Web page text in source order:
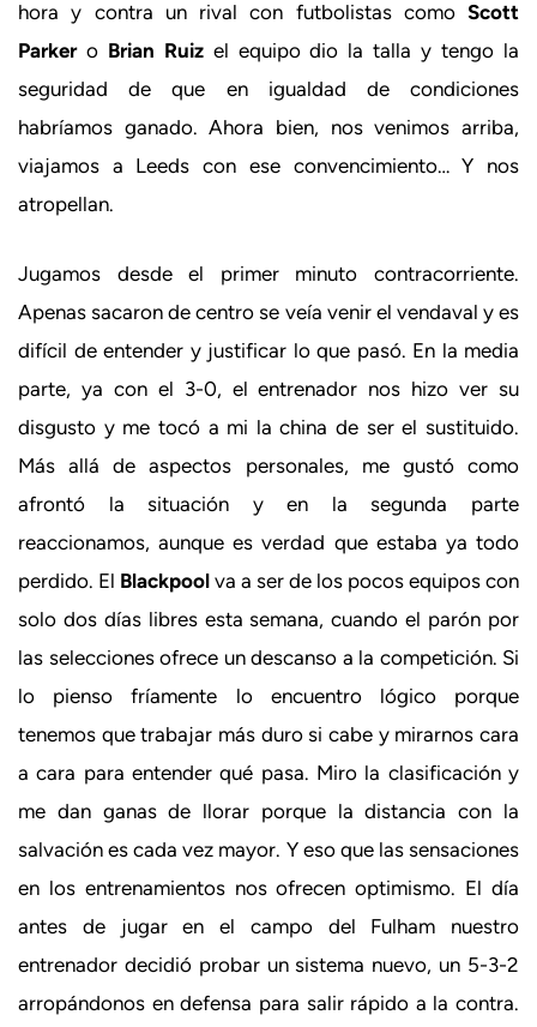
hora y contra un rival con futbolistas como Scott
Parkero Brian Ruizel equipo dio la talla y tengo la
seguridad de que en igualdad de condiciones
habríamos ganado. Ahora bien, nos venimos arriba,
viajamos a Leeds con ese convencimiento… Y nos
atropellan.
Jugamos desde el primer minuto contracorriente.
Apenas sacaron de centro se veía venir el vendaval y es
difícil de entender y justificar lo que pasó. En la media
parte, ya con el 3-0, el entrenador nos hizo ver su
disgusto y me tocó a mi la china de ser el sustituido.
Más allá de aspectos personales, me gustó como
afrontó la situación y en la segunda parte
reaccionamos, aunque es verdad que estaba ya todo
perdido. El Blackpool va a ser de los pocos equipos con
solo dos días libres esta semana, cuando el parón por
las selecciones ofrece un descanso a la competición. Si
lo pienso fríamente lo encuentro lógico porque
tenemos que trabajar más duro si cabe y mirarnos cara
a cara para entender qué pasa. Miro la clasificación y
me dan ganas de llorar porque la distancia con la
salvación es cada vez mayor. Y eso que las sensaciones
en los entrenamientos nos ofrecen optimismo. El día
antes de jugar en el campo del Fulham nuestro
entrenador decidió probar un sistema nuevo, un 5-3-2
arropándonos en defensa para salir rápido a la contra.